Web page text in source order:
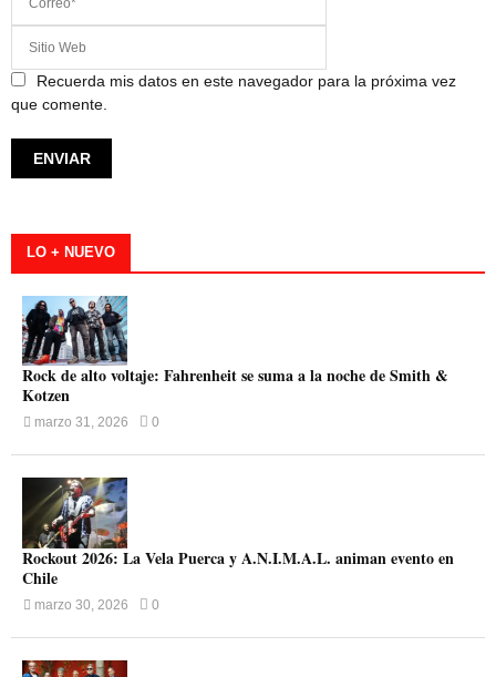
Recuerda mis datos en este navegador para la próxima vez
que comente.
LO + NUEVO
Rock de alto voltaje: Fahrenheit se suma a la noche de Smith &
Kotzen
marzo 31, 2026 0
Rockout 2026: La Vela Puerca y A.N.I.M.A.L. animan evento en
Chile
marzo 30, 2026 0